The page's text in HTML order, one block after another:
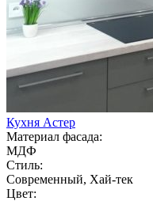
Кухня Астер
Материал фасада:
МДФ
Стиль:
Современный, Хай-тек
Цвет: